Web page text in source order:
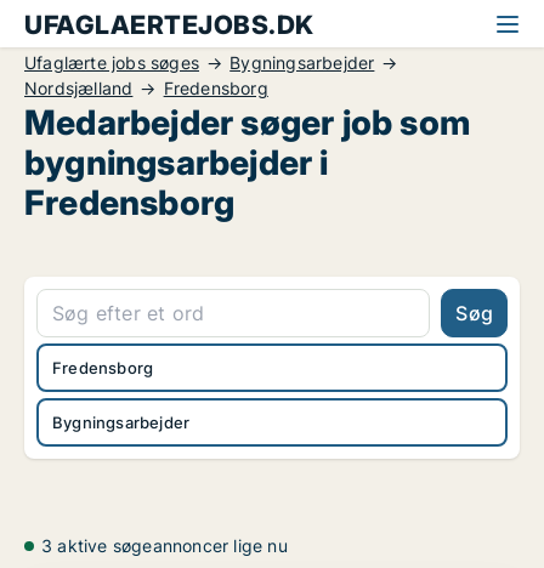
UFAGLAERTEJOBS.DK
Ufaglærte jobs søges
Bygningsarbejder
Nordsjælland
Fredensborg
Medarbejder søger job som
bygningsarbejder i
Fredensborg
Søg
Bygningsarbejder
Fredensborg
3 aktive søgeannoncer lige nu